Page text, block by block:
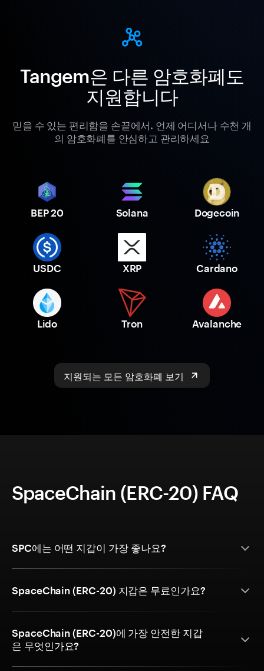
Tangem은 다른 암호화폐도
지원합니다
믿을 수 있는 편리함을 손끝에서. 언제 어디서나 수천 개
의 암호화폐를 안심하고 관리하세요
BEP 20 Solana Dogecoin
USDC XRP Cardano
Lido Tron Avalanche
지원되는 모든 암호화폐 보기
SpaceChain (ERC-20) FAQ
SPC에는 어떤 지갑이 가장 좋나요?
SpaceChain (ERC-20) 지갑은 무료인가요?
SpaceChain (ERC-20)에 가장 안전한 지갑
은 무엇인가요?